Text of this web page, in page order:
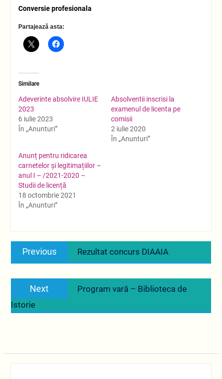
Conversie profesionala
Partajează asta:
Similare
Adeverinte absolvire IULIE
2023
6 iulie 2023
În „Anunturi”
Absolventii inscrisi la
examenul de licenta pe
comisii
2 iulie 2020
În „Anunturi”
Anunț pentru ridicarea
carnetelor și legitimațiilor –
anul I – /2021-2020 –
Studii de licență
18 octombrie 2021
În „Anunturi”
Navigare
Previous
Previous
post:
Rezultat concurs DIAAIA
Next
post:
Program vară – Biblioteca de
Istorie